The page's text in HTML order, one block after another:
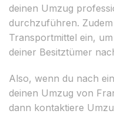
deinen Umzug
durchzuführen.
Transportmittel ein,
deiner Besitztümer
Also, wenn du nach
deinen Umzug von
dann kontaktiere